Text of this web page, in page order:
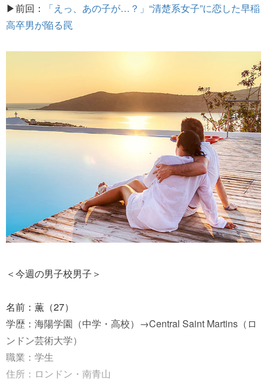
▶前回：
「えっ、あの子が…？」“清楚系女子”に恋した早稲
高卒男が陥る罠
＜今週の男子校男子＞
名前：薫（27）
学歴：海陽学園（中学・高校）→Central Saint Martins（ロ
ンドン芸術大学）
職業：学生
住所：ロンドン・南青山